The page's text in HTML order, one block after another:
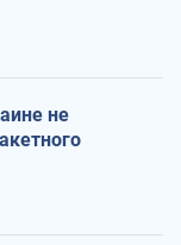
не